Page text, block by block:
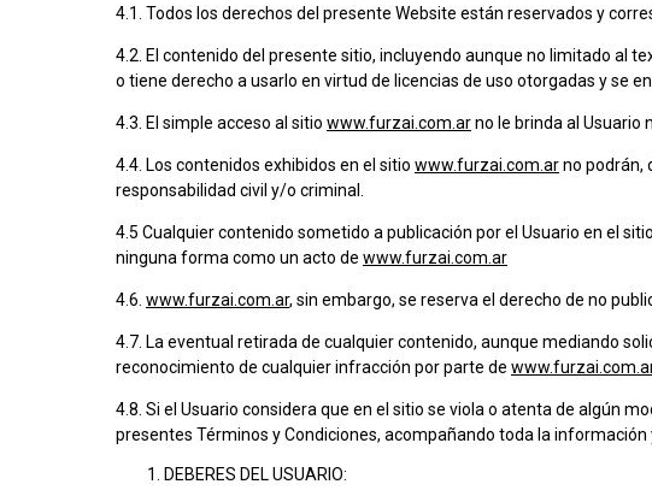
4.1. Todos los derechos del presente Website están reservados y
4.2. El contenido del presente sitio, incluyendo aunque no limitado al
o tiene derecho a usarlo en virtud de licencias de uso otorgadas y se
4.3. El simple acceso al sitio www.furzai.com.arno le brinda al Usuario
4.4. Los contenidos exhibidos en el sitio www.furzai.com.arno podrán,
responsabilidad civil y/o criminal.
4.5 Cualquier contenido sometido a publicación por el Usuario en el sitio
ninguna forma como un acto de www.furzai.com.ar
4.6. www.furzai.com.ar, sin embargo, se reserva el derecho de no
4.7. La eventual retirada de cualquier contenido, aunque mediando
reconocimiento de cualquier infracción por parte de
4.8. Si el Usuario considera que en el sitio se viola o atenta de algún
presentes Términos y Condiciones, acompañando toda la
DEBERES DEL USUARIO: